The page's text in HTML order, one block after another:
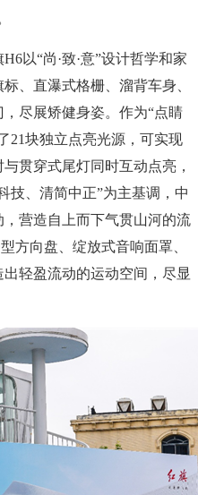
“尚·致·意”设计哲学和家
、直瀑式格栅、溜背车身、
尽展矫健身姿。作为“点睛
21块独立点亮光源，可实现
贯穿式尾灯同时互动点亮，
技、清简中正”为主基调，中
营造自上而下气贯山河的流
方向盘、绽放式音响面罩、
轻盈流动的运动空间，尽显